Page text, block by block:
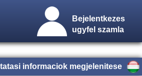
Bejelentkezes
ugyfel szamla
informaciok megjelenitese